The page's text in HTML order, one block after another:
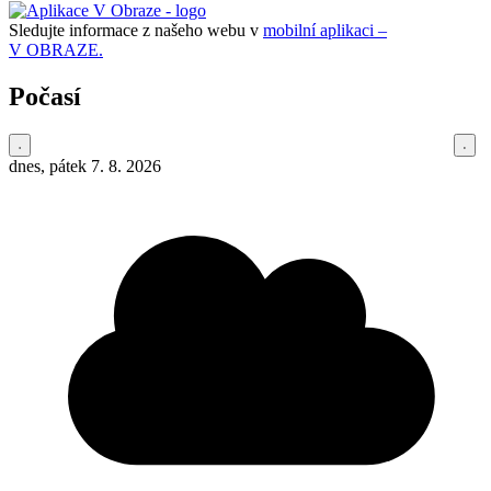
Sledujte informace z našeho webu v mobilní aplikaci –
V OBRAZE.
Počasí
dnes, pátek 7. 8. 2026